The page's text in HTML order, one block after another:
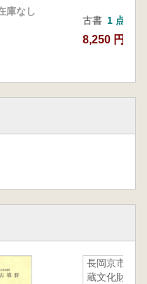
庫なし
古書 1 点
8,250 円
長岡京市埋
蔵文化財発